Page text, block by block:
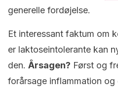
generelle fordøjelse.
Et interessant faktum om
er laktoseintolerante kan
den. Årsagen? Først og
forårsage inflammation